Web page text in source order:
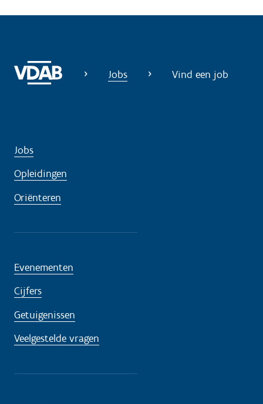
Jobs Vind een job
Jobs
Opleidingen
Oriënteren
Evenementen
Cijfers
Getuigenissen
Veelgestelde vragen